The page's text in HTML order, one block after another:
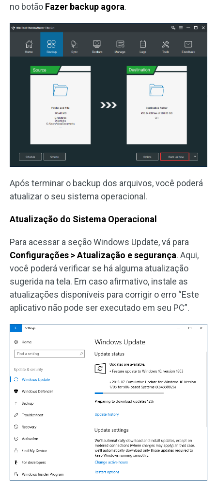
no botão Fazer backup agora.
Após terminar o backup dos arquivos, você poderá
atualizar o seu sistema operacional.
Atualização do Sistema Operacional
Para acessar a seção Windows Update, vá para
Configurações > Atualização e segurança. Aqui,
você poderá verificar se há alguma atualização
sugerida na tela. Em caso afirmativo, instale as
atualizações disponíveis para corrigir o erro “Este
aplicativo não pode ser executado em seu PC”.